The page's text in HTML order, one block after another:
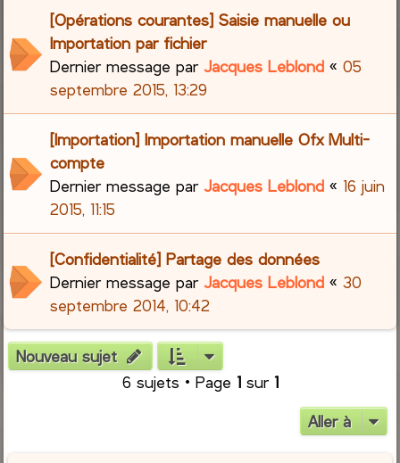
[Opérations courantes] Saisie manuelle ou
Importation par fichier
Dernier message parJacques Leblond «05
septembre 2015, 13:29
[Importation] Importation manuelle Ofx Multi-
compte
Dernier message parJacques Leblond « 16 juin
2015, 11:15
[Confidentialité] Partage des données
Dernier message parJacques Leblond «30
septembre 2014, 10:42
Nouveau sujet
6 sujets • Page 1sur 1
Aller à